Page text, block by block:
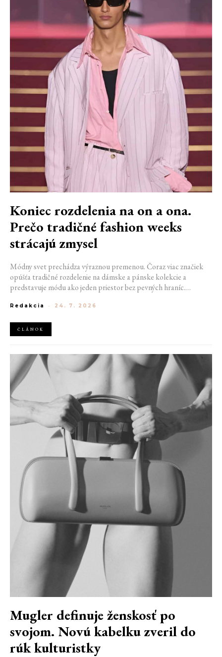
Koniec rozdelenia na on a ona.
Prečo tradičné fashion weeks
strácajú zmysel
Módny svet prechádza výraznou premenou. Čoraz viac značiek
opúšťa tradičné rozdelenie na dámske a pánske kolekcie a
predstavuje módu ako jeden priestor bez pevných hraníc.
udržateľnosť naznačujú, že klasické týždne módy môžu čoskoro
Redakcia - 24. 7. 2026
ČLÁNOK
Mugler definuje ženskosť po
svojom. Novú kabelku zveril do
rúk kulturistky